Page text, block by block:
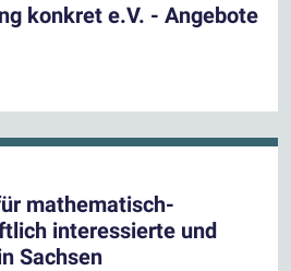
konkret e.V. - Angebote
mathematisch-
interessierte und
Sachsen